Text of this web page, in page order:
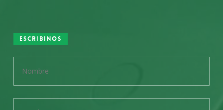
Escribinos